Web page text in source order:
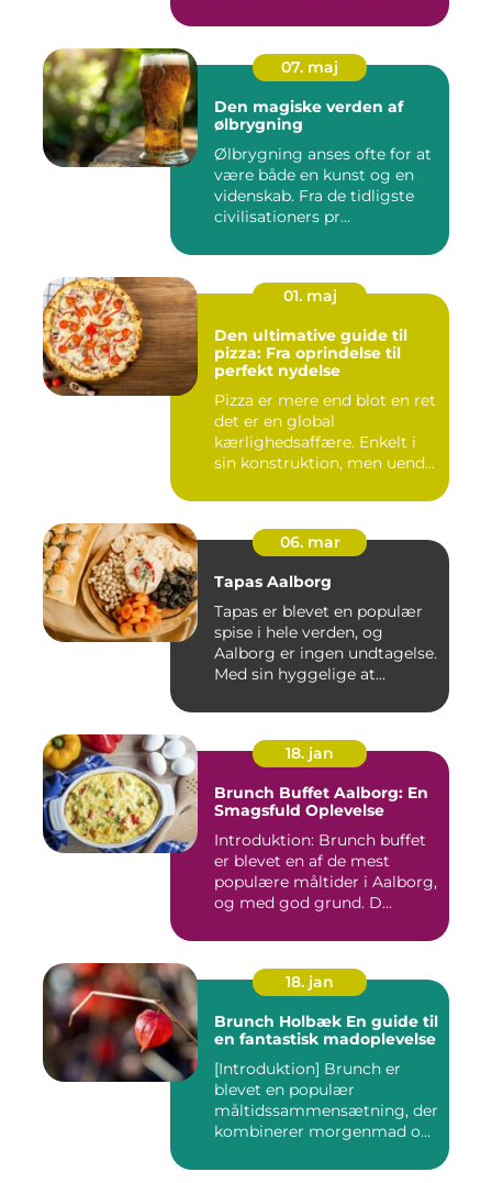
07. maj
Den magiske verden af
ølbrygning
Ølbrygning anses ofte for at
være både en kunst og en
videnskab. Fra de tidligste
civilisationers pr...
01. maj
Den ultimative guide til
pizza: Fra oprindelse til
perfekt nydelse
Pizza er mere end blot en ret
det er en global
kærlighedsaffære. Enkelt i
sin konstruktion, men uend...
06. mar
Tapas Aalborg
Tapas er blevet en populær
spise i hele verden, og
Aalborg er ingen undtagelse.
Med sin hyggelige at...
18. jan
Brunch Buffet Aalborg: En
Smagsfuld Oplevelse
Introduktion: Brunch buffet
er blevet en af de mest
populære måltider i Aalborg,
og med god grund. D...
18. jan
Brunch Holbæk En guide til
en fantastisk madoplevelse
[Introduktion] Brunch er
blevet en populær
måltidssammensætning, der
kombinerer morgenmad og